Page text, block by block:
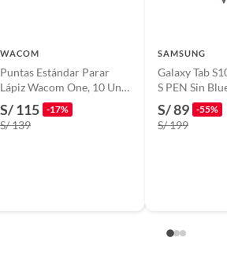
WACOM
Puntas Estándar Parar
Lápiz Wacom One, 10 Un
Ack24918z Negro
S/ 115 -17%
S/ 139
SAMSUNG
Galaxy Tab
S PEN Sin
S/ 89 -55%
S/ 199